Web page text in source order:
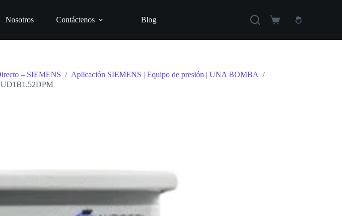
Nosotros Contáctenos Blog
Carro
compra
– SIEMENS / Aplicación SIEMENS | Equipo de presión | UNA BOMBA /